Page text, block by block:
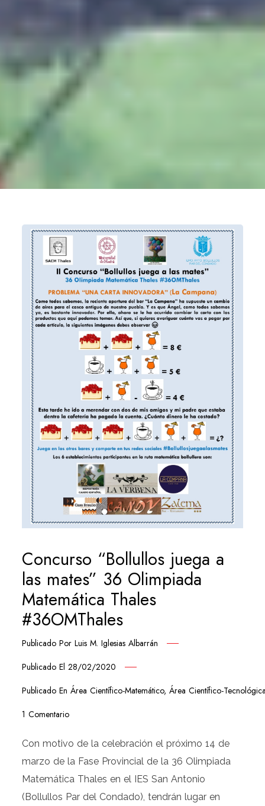
Concurso “Bollullos juega a
las mates” 36 Olimpiada
Matemática Thales
#36OMThales
Publicado PorLuis M. Iglesias Albarrán
Publicado El28/02/2020
Publicado EnÁrea Científico-Matemático,Área Científico-
1 Comentario
Con motivo de la celebración el próximo 14 de
marzo de la Fase Provincial de la 36 Olimpiada
Matemática Thales en el IES San Antonio
(Bollullos Par del Condado), tendrán lugar en